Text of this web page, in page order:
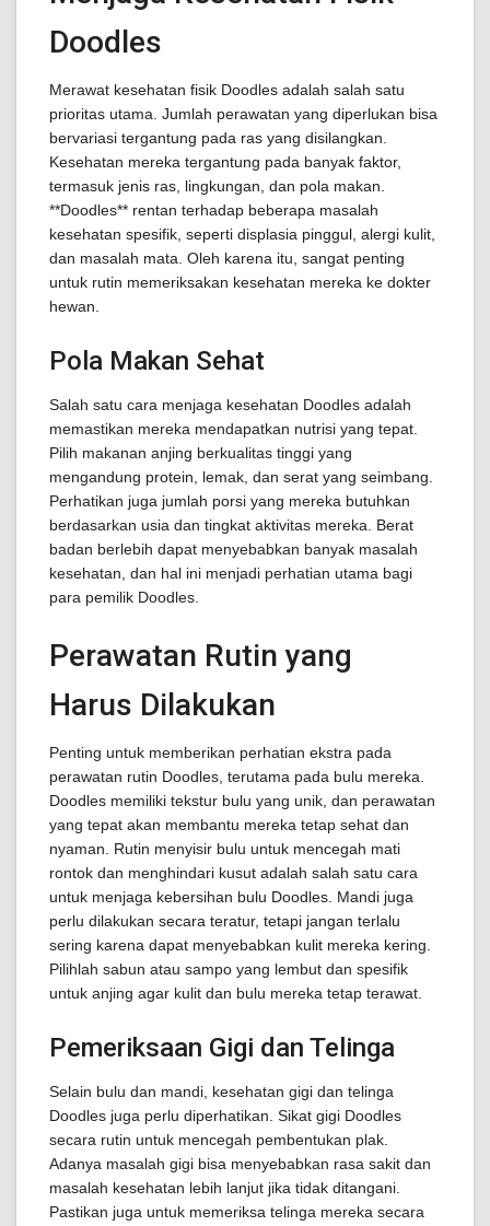
Doodles
Merawat kesehatan fisik Doodles adalah salah satu
prioritas utama. Jumlah perawatan yang diperlukan bisa
bervariasi tergantung pada ras yang disilangkan.
Kesehatan mereka tergantung pada banyak faktor,
termasuk jenis ras, lingkungan, dan pola makan.
**Doodles** rentan terhadap beberapa masalah
kesehatan spesifik, seperti displasia pinggul, alergi kulit,
dan masalah mata. Oleh karena itu, sangat penting
untuk rutin memeriksakan kesehatan mereka ke dokter
hewan.
Pola Makan Sehat
Salah satu cara menjaga kesehatan Doodles adalah
memastikan mereka mendapatkan nutrisi yang tepat.
Pilih makanan anjing berkualitas tinggi yang
mengandung protein, lemak, dan serat yang seimbang.
Perhatikan juga jumlah porsi yang mereka butuhkan
berdasarkan usia dan tingkat aktivitas mereka. Berat
badan berlebih dapat menyebabkan banyak masalah
kesehatan, dan hal ini menjadi perhatian utama bagi
para pemilik Doodles.
Perawatan Rutin yang
Harus Dilakukan
Penting untuk memberikan perhatian ekstra pada
perawatan rutin Doodles, terutama pada bulu mereka.
Doodles memiliki tekstur bulu yang unik, dan perawatan
yang tepat akan membantu mereka tetap sehat dan
nyaman. Rutin menyisir bulu untuk mencegah mati
rontok dan menghindari kusut adalah salah satu cara
untuk menjaga kebersihan bulu Doodles. Mandi juga
perlu dilakukan secara teratur, tetapi jangan terlalu
sering karena dapat menyebabkan kulit mereka kering.
Pilihlah sabun atau sampo yang lembut dan spesifik
untuk anjing agar kulit dan bulu mereka tetap terawat.
Pemeriksaan Gigi dan Telinga
Selain bulu dan mandi, kesehatan gigi dan telinga
Doodles juga perlu diperhatikan. Sikat gigi Doodles
secara rutin untuk mencegah pembentukan plak.
Adanya masalah gigi bisa menyebabkan rasa sakit dan
masalah kesehatan lebih lanjut jika tidak ditangani.
Pastikan juga untuk memeriksa telinga mereka secara